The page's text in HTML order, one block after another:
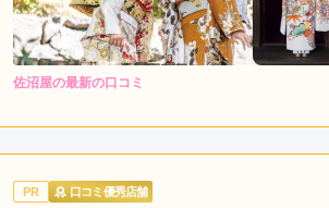
佐沼屋の最新の口コミ
ご利用金額：約340,000円
ご利用目的：
ご利用日：2026年06月
PR 口コミ優秀店舗